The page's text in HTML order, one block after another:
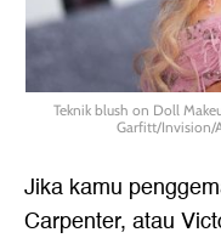
Teknik blush on Doll
Garfitt/Invision/
Jika kamu
Carpenter, atau